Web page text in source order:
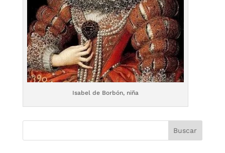
Isabel de Borbón, niña